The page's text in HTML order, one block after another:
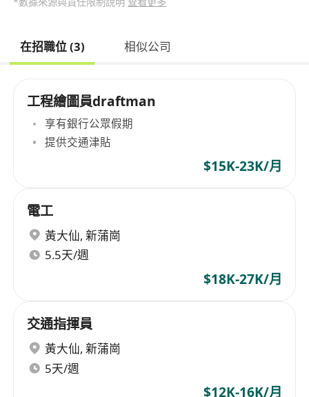
在招職位 (3) 相似公司
工程繪圖員draftman
享有銀行公眾假期
提供交通津貼
$15K-23K/月
電工
黃大仙, 新蒲崗
5.5天/週
$18K-27K/月
交通指揮員
黃大仙, 新蒲崗
5天/週
$12K-16K/月